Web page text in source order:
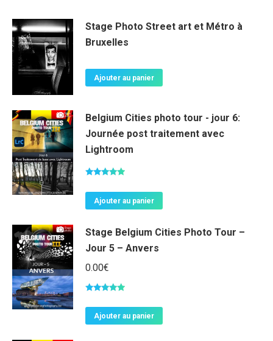
Stage Photo Street art et Métro à
Bruxelles
Ajouter au panier
Belgium Cities photo tour - jour 6:
Journée post traitement avec
Lightroom
sur 5
Ajouter au panier
Stage Belgium Cities Photo Tour –
Jour 5 – Anvers
0.00€
sur 5
Ajouter au panier